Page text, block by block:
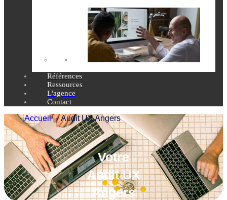
Références
Ressources
L'agence
Contact
Accueil Audit UX Angers
Votre
Audit UX
Angers